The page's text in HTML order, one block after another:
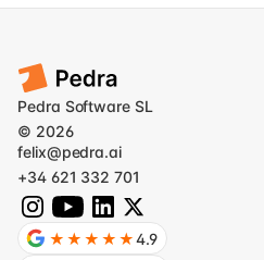
Pedra Software SL
© 2026
felix@pedra.ai
+34 621 332 701
★★★★★4.9